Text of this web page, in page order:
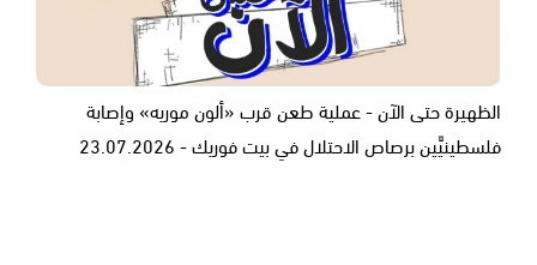
الظهيرة حتى الآن - عملية طعن قرب «ألون موريه» وإصابة
فلسطينيَّين برصاص الاحتلال في بيت فوريك - 23.07.2026